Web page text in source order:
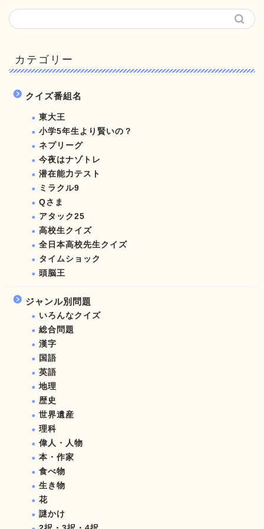
カテゴリー
クイズ番組名
東大王
小学5年生より賢いの？
ネプリーグ
今夜はナゾトレ
潜在能力テスト
ミラクル9
Qさま
アタック25
高校生クイズ
全日本高校先生クイズ
タイムショック
頭脳王
ジャンル別問題
いろんなクイズ
総合問題
漢字
国語
英語
地理
歴史
世界遺産
理科
偉人・人物
本・作家
食べ物
生き物
花
謎かけ